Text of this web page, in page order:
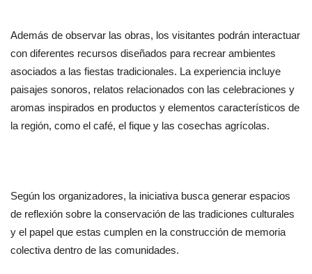
Además de observar las obras, los visitantes podrán interactuar
con diferentes recursos diseñados para recrear ambientes
asociados a las fiestas tradicionales. La experiencia incluye
paisajes sonoros, relatos relacionados con las celebraciones y
aromas inspirados en productos y elementos característicos de
la región, como el café, el fique y las cosechas agrícolas.
Según los organizadores, la iniciativa busca generar espacios
de reflexión sobre la conservación de las tradiciones culturales
y el papel que estas cumplen en la construcción de memoria
colectiva dentro de las comunidades.